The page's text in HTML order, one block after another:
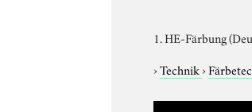
1. HE-Färbung
›Technik›